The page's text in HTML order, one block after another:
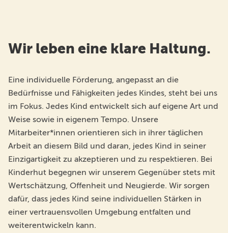
Wir leben eine klare Haltung.
Eine individuelle Förderung, angepasst an die
Bedürfnisse und Fähigkeiten jedes Kindes, steht bei uns
im Fokus. Jedes Kind entwickelt sich auf eigene Art und
Weise sowie in eigenem Tempo. Unsere
Mitarbeiter*innen orientieren sich in ihrer täglichen
Arbeit an diesem Bild und daran, jedes Kind in seiner
Einzigartigkeit zu akzeptieren und zu respektieren. Bei
Kinderhut begegnen wir unserem Gegenüber stets mit
Wertschätzung, Offenheit und Neugierde. Wir sorgen
dafür, dass jedes Kind seine individuellen Stärken in
einer vertrauensvollen Umgebung entfalten und
weiterentwickeln kann.